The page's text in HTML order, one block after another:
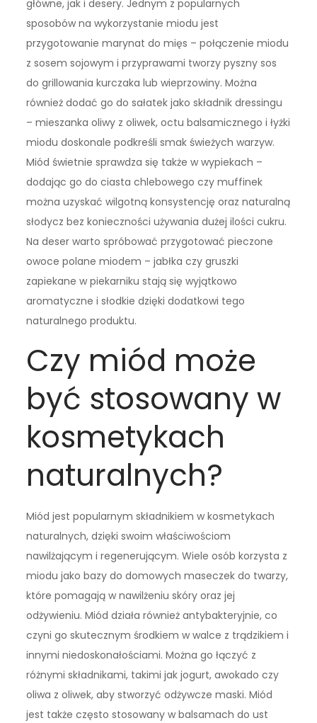
główne, jak i desery. Jednym z popularnych
sposobów na wykorzystanie miodu jest
przygotowanie marynat do mięs – połączenie miodu
z sosem sojowym i przyprawami tworzy pyszny sos
do grillowania kurczaka lub wieprzowiny. Można
również dodać go do sałatek jako składnik dressingu
– mieszanka oliwy z oliwek, octu balsamicznego i łyżki
miodu doskonale podkreśli smak świeżych warzyw.
Miód świetnie sprawdza się także w wypiekach –
dodając go do ciasta chlebowego czy muffinek
można uzyskać wilgotną konsystencję oraz naturalną
słodycz bez konieczności używania dużej ilości cukru.
Na deser warto spróbować przygotować pieczone
owoce polane miodem – jabłka czy gruszki
zapiekane w piekarniku stają się wyjątkowo
aromatyczne i słodkie dzięki dodatkowi tego
naturalnego produktu.
Czy miód może
być stosowany w
kosmetykach
naturalnych?
Miód jest popularnym składnikiem w kosmetykach
naturalnych, dzięki swoim właściwościom
nawilżającym i regenerującym. Wiele osób korzysta z
miodu jako bazy do domowych maseczek do twarzy,
które pomagają w nawilżeniu skóry oraz jej
odżywieniu. Miód działa również antybakteryjnie, co
czyni go skutecznym środkiem w walce z trądzikiem i
innymi niedoskonałościami. Można go łączyć z
różnymi składnikami, takimi jak jogurt, awokado czy
oliwa z oliwek, aby stworzyć odżywcze maski. Miód
jest także często stosowany w balsamach do ust